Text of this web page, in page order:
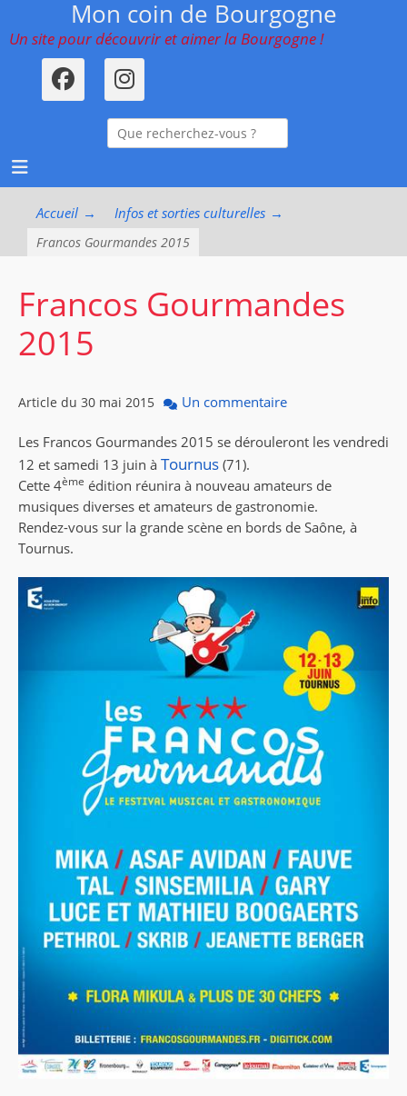
Mon coin de Bourgogne
Un site pour découvrir et aimer la Bourgogne !
FacebookInstagram
Recherche
pour :
Menu principal
au
Accueil → Infos et sorties culturelles →
Francos Gourmandes 2015
Francos Gourmandes
2015
Article du 30 mai 2015 Un commentaire
Les Francos Gourmandes 2015 se dérouleront les vendredi
12 et samedi 13 juin àTournus(71).
Cette 4ème édition réunira à nouveau amateurs de
musiques diverses et amateurs de gastronomie.
Rendez-vous sur la grande scène en bords de Saône, à
Tournus.